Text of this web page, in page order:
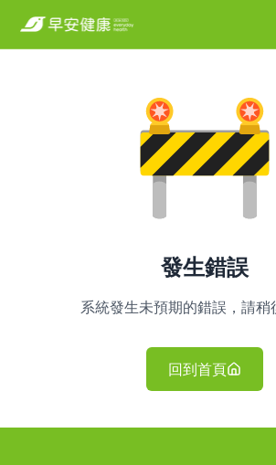
發生錯誤
系統發生未預期的錯誤，請稍
回到首頁